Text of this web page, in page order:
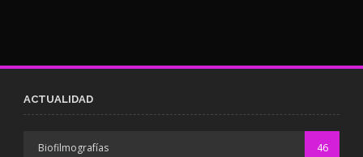
ACTUALIDAD
Biofilmografías 46